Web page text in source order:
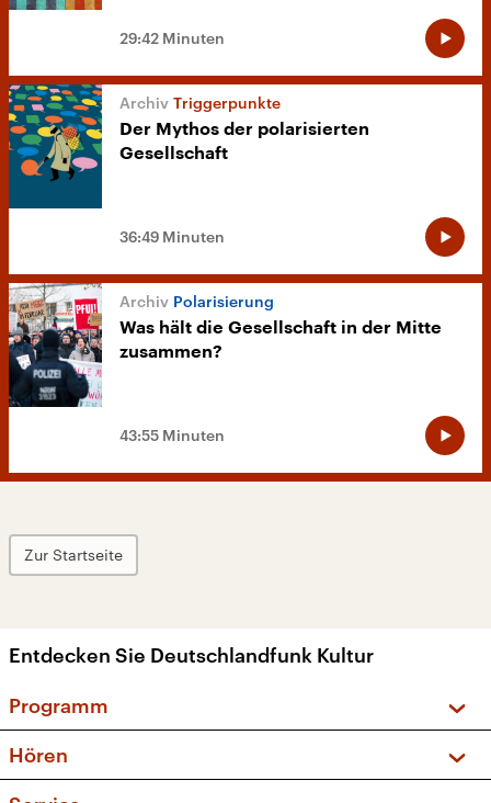
29:42 Minuten
Triggerpunkte
Der Mythos der polarisierten
Gesellschaft
36:49 Minuten
Polarisierung
Was hält die Gesellschaft in der Mitte
zusammen?
43:55 Minuten
Zur Startseite
Entdecken Sie Deutschlandfunk Kultur
Programm
Sendungen und Podcasts
Hören